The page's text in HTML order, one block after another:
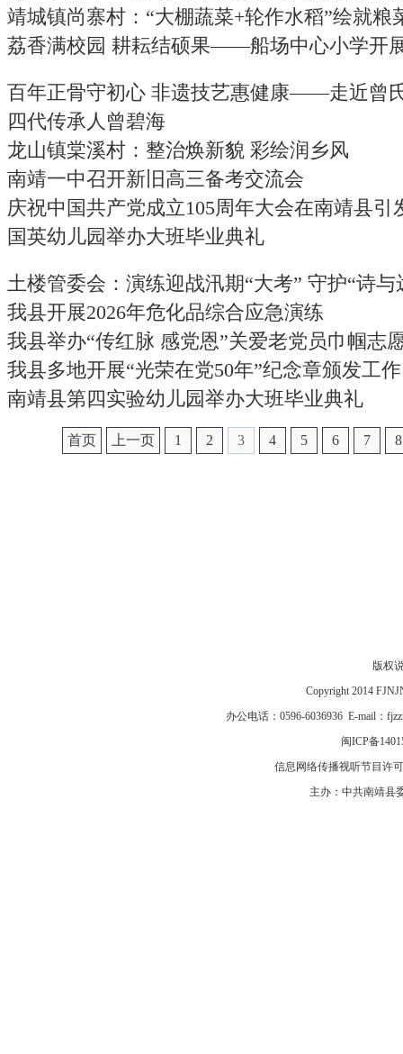
靖城镇尚寨村：“大棚蔬菜+轮作水稻”绘就粮
荔香满校园 耕耘结硕果——船场中心小学开
百年正骨守初心 非遗技艺惠健康——走近曾
四代传承人曾碧海
龙山镇棠溪村：整治焕新貌 彩绘润乡风
南靖一中召开新旧高三备考交流会
庆祝中国共产党成立105周年大会在南靖县引
国英幼儿园举办大班毕业典礼
土楼管委会：演练迎战汛期“大考” 守护“诗与
我县开展2026年危化品综合应急演练
我县举办“传红脉 感党恩”关爱老党员巾帼志
我县多地开展“光荣在党50年”纪念章颁发工作
南靖县第四实验幼儿园举办大班毕业典礼
首页 上一页 1 2 3 4 5 6 7 8
版权
Copyright 2014
办公电话：0596-6036936 E-mail：
闽ICP备
信息网络传播视听节目许
主办：中共南靖县